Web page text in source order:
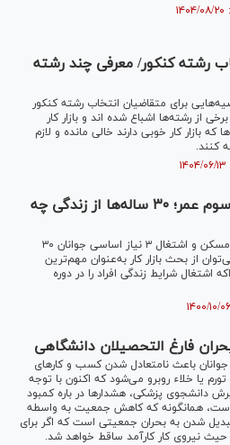
رشته کنکور/ معرفی چند رشته
برای متقاضیان انتخاب رشته کنکور
از رشته‌ها اشباع شده اند و بازار کار
بازار کار خوبی دارند خالی مانده و لازم
کنند.
چالش‌های زندگی در دهه سوم عمر؛ ۳۰ ساله‌ها از زندگی چه
یک جمعیت شناس گفت: ازدواج، مسکن و اشتغال ۳ نیاز اساسی جوانان ۳۰
از بحث بازار کار به‌عنوان مهم‌ترین
اشتغال شرایط زندگی افراد را در دوره
فارغ التحصیلان دانشگاهی
باعث نامتعادل شدن کسب و کار‌های
یا خلاء روبرو می‌شود که اکنون با توجه
دانشجوی پزشکی، هشدار‌ها در باره کمبود
است، همانگونه که کاهش جمعیت به واسطه
شدن به بحران جمعیتی است که اگر برای
نیروی کار کارآمد ساقط خواهد شد.